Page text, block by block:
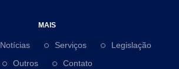
MAIS
Notícias Serviços
Legislação
Outros
Contato